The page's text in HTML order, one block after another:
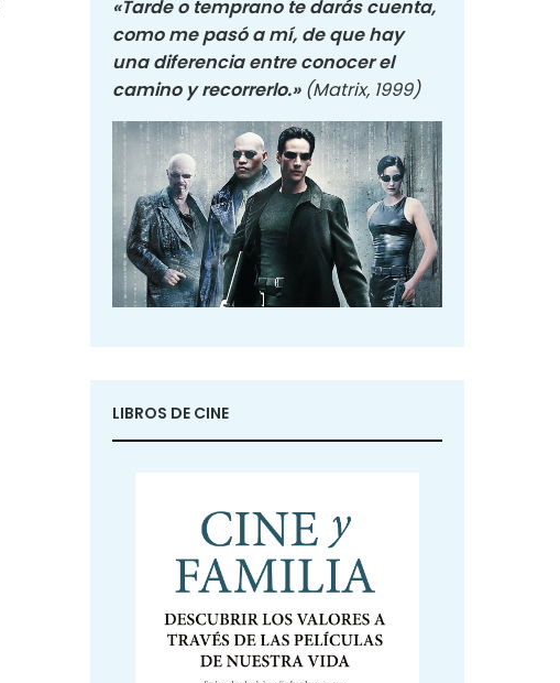
«Tarde o temprano te darás cuenta,
como me pasó a mí, de que hay
una diferencia entre conocer el
camino y recorrerlo.» (Matrix, 1999)
LIBROS DE CINE